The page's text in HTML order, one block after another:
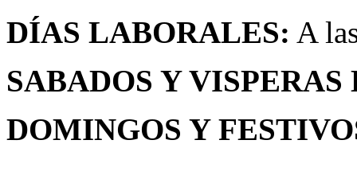
DÍAS LABORALES: A
SABADOS Y
DOMINGOS Y